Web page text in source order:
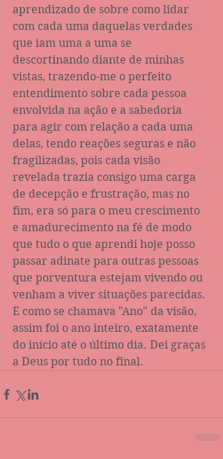
aprendizado de sobre como lidar
com cada uma daquelas verdades
que iam uma a uma se
descortinando diante de minhas
vistas, trazendo-me o perfeito
entendimento sobre cada pessoa
envolvida na ação e a sabedoria
para agir com relação a cada uma
delas, tendo reações seguras e não
fragilizadas, pois cada visão
revelada trazia consigo uma carga
de decepção e frustração, mas no
fim, era só para o meu crescimento
e amadurecimento na fé de modo
que tudo o que aprendi hoje posso
passar adinate para outras pessoas
que porventura estejam vivendo ou
venham a viver situações parecidas.
E como se chamava "Ano" da visão,
assim foi o ano inteiro, exatamente
do início até o último dia. Dei graças
a Deus por tudo no final.